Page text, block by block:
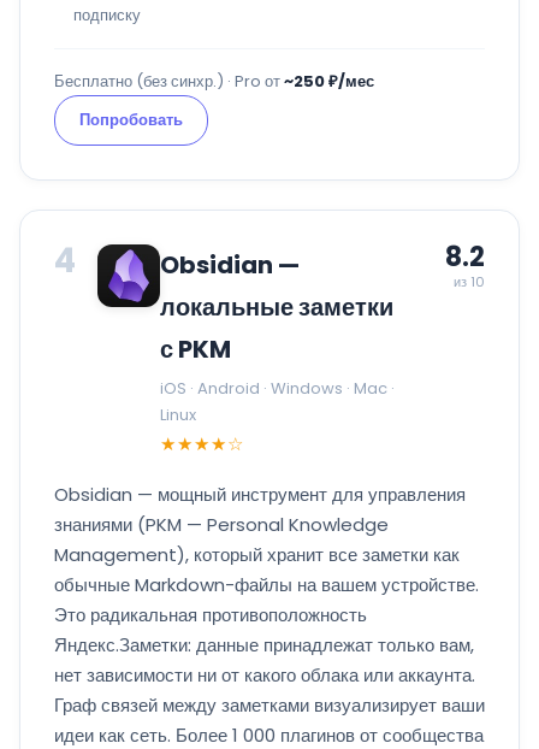
подписку
Бесплатно (без синхр.) · Pro от~250 ₽/мес
Попробовать
4
Obsidian —
локальные заметки
с PKM
iOS · Android · Windows · Mac ·
Linux
★★★★☆
8.2
из 10
Obsidian — мощный инструмент для управления
знаниями (PKM — Personal Knowledge
Management), который хранит все заметки как
обычные Markdown-файлы на вашем устройстве.
Это радикальная противоположность
Яндекс.Заметки: данные принадлежат только вам,
нет зависимости ни от какого облака или аккаунта.
Граф связей между заметками визуализирует ваши
идеи как сеть. Более 1 000 плагинов от сообщества